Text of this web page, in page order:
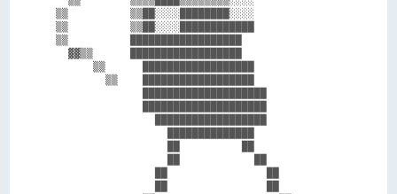
▒▒          ▒▒██░░░░████████░░░░
▒▒          ▒▒██░░░░████████████
▒▒          ██████████████████
  ▓▓▒▒      ██████████████████
      ▒▒      ██████████████████
        ▒▒    ██████████████████